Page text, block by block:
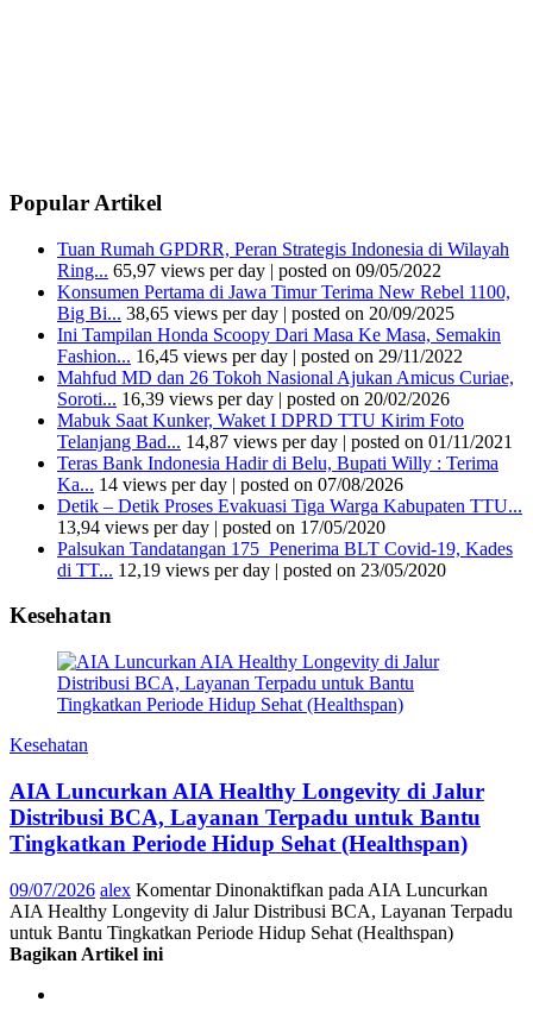
Popular Artikel
Tuan Rumah GPDRR, Peran Strategis Indonesia di Wilayah
Ring... 65,97 views per day | posted on 09/05/2022
Konsumen Pertama di Jawa Timur Terima New Rebel 1100,
Big Bi... 38,65 views per day | posted on 20/09/2025
Ini Tampilan Honda Scoopy Dari Masa Ke Masa, Semakin
Fashion... 16,45 views per day | posted on 29/11/2022
Mahfud MD dan 26 Tokoh Nasional Ajukan Amicus Curiae,
Soroti... 16,39 views per day | posted on 20/02/2026
Mabuk Saat Kunker, Waket I DPRD TTU Kirim Foto
Telanjang Bad... 14,87 views per day | posted on 01/11/2021
Teras Bank Indonesia Hadir di Belu, Bupati Willy : Terima
Ka... 14 views per day | posted on 07/08/2026
Detik – Detik Proses Evakuasi Tiga Warga Kabupaten TTU...
13,94 views per day | posted on 17/05/2020
Palsukan Tandatangan 175 Penerima BLT Covid-19, Kades
di TT... 12,19 views per day | posted on 23/05/2020
Kesehatan
Kesehatan
AIA Luncurkan AIA Healthy Longevity di Jalur
Distribusi BCA, Layanan Terpadu untuk Bantu
Tingkatkan Periode Hidup Sehat (Healthspan)
09/07/2026 alex Komentar Dinonaktifkan pada AIA Luncurkan
AIA Healthy Longevity di Jalur Distribusi BCA, Layanan Terpadu
untuk Bantu Tingkatkan Periode Hidup Sehat (Healthspan)
Bagikan Artikel ini